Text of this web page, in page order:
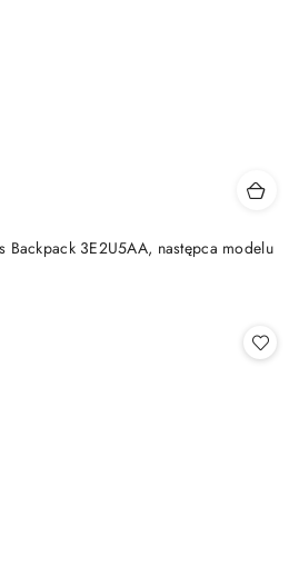
Backpack 3E2U5AA, następca modelu